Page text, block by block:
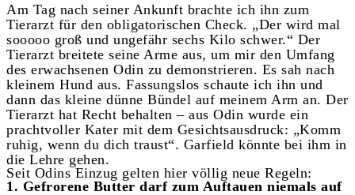
Am Tag nach seiner Ankunft brachte ich ihn zum
Tierarzt für den obligatorischen Check. „Der wird mal
sooooo groß und ungefähr sechs Kilo schwer.“ Der
Tierarzt breitete seine Arme aus, um mir den Umfang
des erwachsenen Odin zu demonstrieren. Es sah nach
kleinem Hund aus. Fassungslos schaute ich ihn und
dann das kleine dünne Bündel auf meinem Arm an. Der
Tierarzt hat Recht behalten – aus Odin wurde ein
prachtvoller Kater mit dem Gesichtsausdruck: „Komm
ruhig, wenn du dich traust“. Garfield könnte bei ihm in
die Lehre gehen.
Seit Odins Einzug gelten hier völlig neue Regeln:
1. Gefrorene Butter darf zum Auftauen niemals auf